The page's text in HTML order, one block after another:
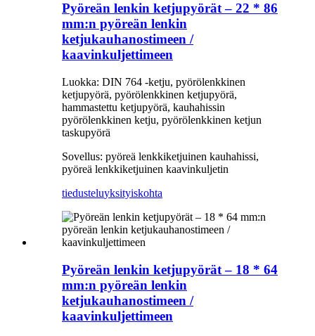
Pyöreän lenkin ketjupyörät – 22 * ​​86
mm:n pyöreän lenkin
ketjukauhanostimeen /
kaavinkuljettimeen
Luokka: DIN 764 -ketju, pyörölenkkinen
ketjupyörä, pyörölenkkinen ketjupyörä,
hammastettu ketjupyörä, kauhahissin
pyörölenkkinen ketju, pyörölenkkinen ketjun
taskupyörä
Sovellus: pyöreä lenkkiketjuinen kauhahissi,
pyöreä lenkkiketjuinen kaavinkuljetin
tiedusteluyksityiskohta
Pyöreän lenkin ketjupyörät – 18 * 64
mm:n pyöreän lenkin
ketjukauhanostimeen /
kaavinkuljettimeen